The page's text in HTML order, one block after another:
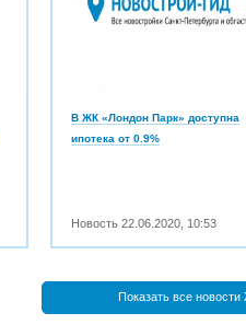
В ЖК «Лондон Парк» доступна
ипотека от 0.9%
Новость22.06.2020 10:53
Показать все